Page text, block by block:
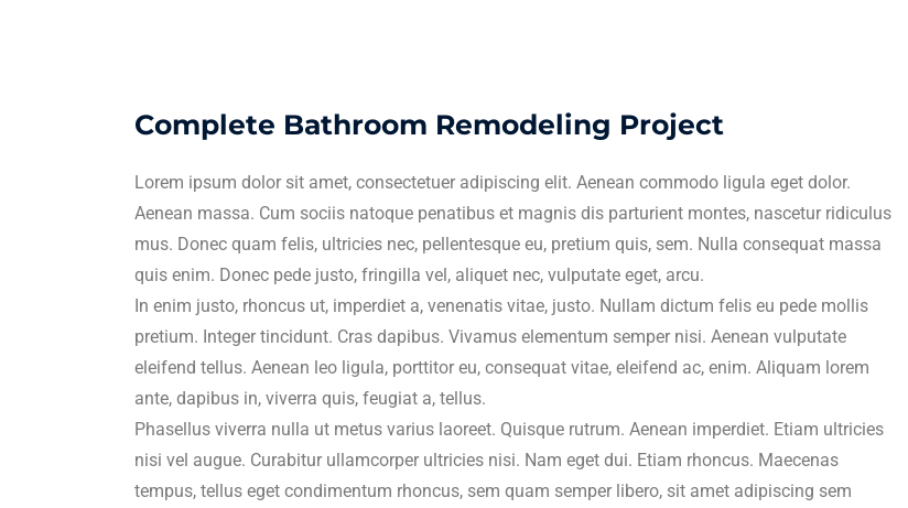
Complete Bathroom Remodeling Project
Lorem ipsum dolor sit amet, consectetuer adipiscing elit. Aenean commodo ligula eget dolor.
Aenean massa. Cum sociis natoque penatibus et magnis dis parturient montes, nascetur ridiculus
mus. Donec quam felis, ultricies nec, pellentesque eu, pretium quis, sem. Nulla consequat massa
quis enim. Donec pede justo, fringilla vel, aliquet nec, vulputate eget, arcu.
In enim justo, rhoncus ut, imperdiet a, venenatis vitae, justo. Nullam dictum felis eu pede mollis
pretium. Integer tincidunt. Cras dapibus. Vivamus elementum semper nisi. Aenean vulputate
eleifend tellus. Aenean leo ligula, porttitor eu, consequat vitae, eleifend ac, enim. Aliquam lorem
ante, dapibus in, viverra quis, feugiat a, tellus.
Phasellus viverra nulla ut metus varius laoreet. Quisque rutrum. Aenean imperdiet. Etiam ultricies
nisi vel augue. Curabitur ullamcorper ultricies nisi. Nam eget dui. Etiam rhoncus. Maecenas
tempus, tellus eget condimentum rhoncus, sem quam semper libero, sit amet adipiscing sem